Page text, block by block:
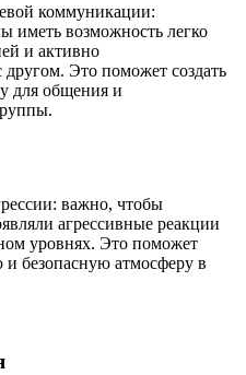
коммуникации:
иметь возможность легко
и активно
другом. Это поможет создать
для общения и
важно, чтобы
агрессивные реакции
уровнях. Это поможет
безопасную атмосферу в